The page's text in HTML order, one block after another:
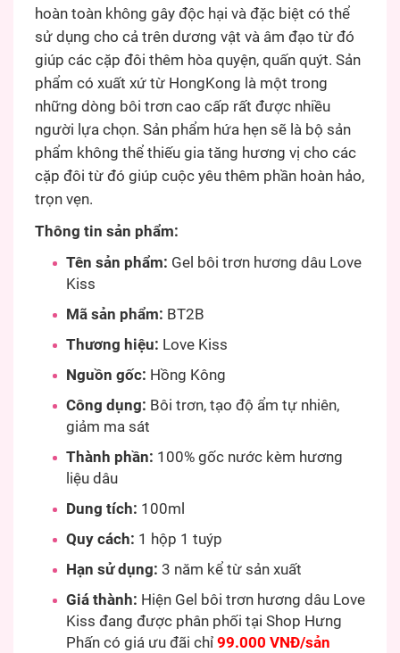
hoàn toàn không gây độc hại và đặc biệt có thể
sử dụng cho cả trên dương vật và âm đạo từ đó
giúp các cặp đôi thêm hòa quyện, quấn quýt. Sản
phẩm có xuất xứ từ HongKong là một trong
những dòng bôi trơn cao cấp rất được nhiều
người lựa chọn. Sản phẩm hứa hẹn sẽ là bộ sản
phẩm không thể thiếu gia tăng hương vị cho các
cặp đôi từ đó giúp cuộc yêu thêm phần hoàn hảo,
trọn vẹn.
Thông tin sản phẩm:
Tên sản phẩm: Gel bôi trơn hương dâu Love
Kiss
Mã sản phẩm: BT2B
Thương hiệu: Love Kiss
Nguồn gốc: Hồng Kông
Công dụng: Bôi trơn, tạo độ ẩm tự nhiên,
giảm ma sát
Thành phần: 100% gốc nước kèm hương
liệu dâu
Dung tích: 100ml
Quy cách: 1 hộp 1 tuýp
Hạn sử dụng: 3 năm kể từ sản xuất
Giá thành: Hiện Gel bôi trơn hương dâu Love
Kiss đang được phân phối tại Shop Hưng
Phấn có giá ưu đãi chỉ 99.000 VNĐ/sản